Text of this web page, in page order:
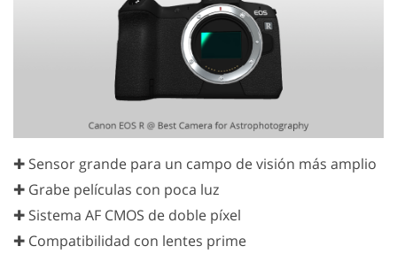
✚ Sensor grande para un campo de visión más amplio
✚ Grabe películas con poca luz
✚ Sistema AF CMOS de doble píxel
✚ Compatibilidad con lentes prime